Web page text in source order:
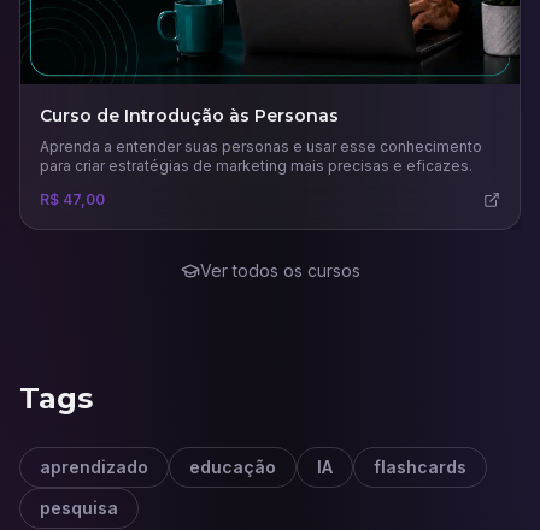
Curso de Introdução às Personas
Aprenda a entender suas personas e usar esse conhecimento
para criar estratégias de marketing mais precisas e eficazes.
R$ 47,00
Ver todos os cursos
Tags
aprendizado educação IA
flashcards
pesquisa